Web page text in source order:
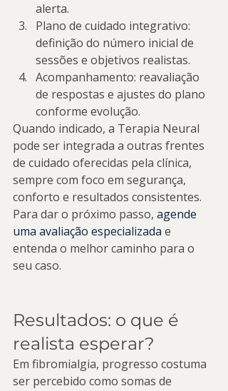
alerta.
Plano de cuidado integrativo:
definição do número inicial de
sessões e objetivos realistas.
Acompanhamento: reavaliação
de respostas e ajustes do plano
conforme evolução.
Quando indicado, a Terapia Neural
pode ser integrada a outras frentes
de cuidado oferecidas pela clínica,
sempre com foco em segurança,
conforto e resultados consistentes.
Para dar o próximo passo, agende
uma avaliação especializada e
entenda o melhor caminho para o
seu caso.
Resultados: o que é
realista esperar?
Em fibromialgia, progresso costuma
ser percebido como somas de